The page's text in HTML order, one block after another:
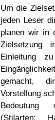
Um die
jeden Leser
planen wir in
Zielsetzung
Einleitung
gemacht,
Vorstellung
(Stilarten: